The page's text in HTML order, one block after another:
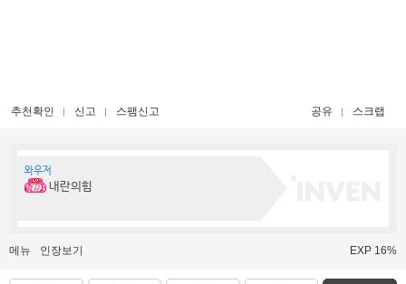
추천확인 신고 스팸신고 공유 스크랩
와우저
내란의힘
메뉴 인장보기 EXP 16%